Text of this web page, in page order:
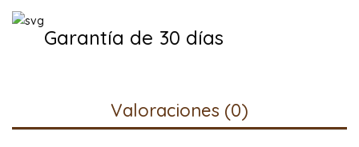
Garantía de 30 días
Valoraciones (0)